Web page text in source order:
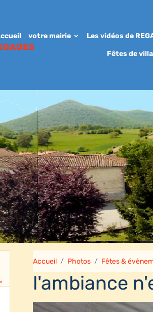
votre mairie Les vidéos de
Fêtes de
Accueil Photos Fêtes &
l'ambiance